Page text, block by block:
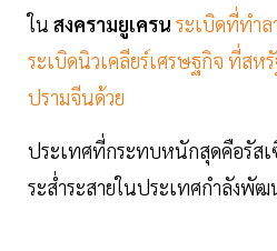
ใน สงครามยูเครน ระเบิดที่ทำล
ระเบิดนิวเคลียร์เศรษฐกิจ ที่สห
ปรามจีนด้วย
ประเทศที่กระทบหนักสุดคือรัสเ
ระส่ำระสายในประเทศกำลังพั